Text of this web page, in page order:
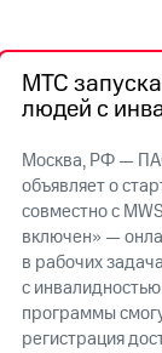
Медиа-центр
Пресс-
МТС
о
МТС
людей с
Москва, РФ —
объявляет о
совместно с
включен» —
в рабочих
с
программы
регистрация